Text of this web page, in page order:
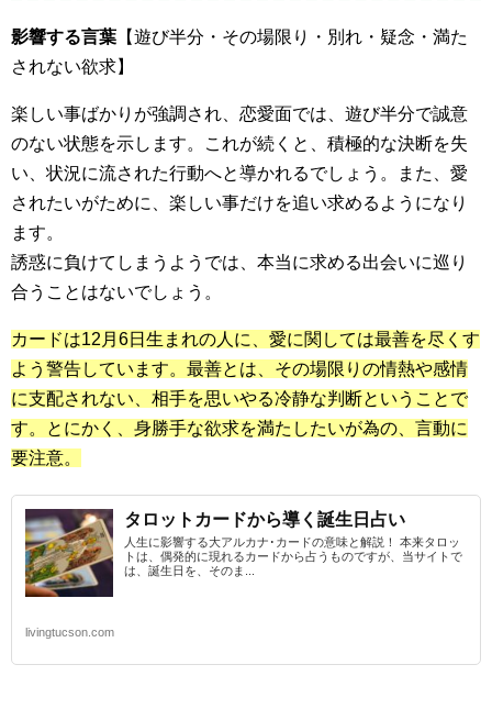
影響する言葉 【遊び半分・その場限り・別れ・疑念・満た
されない欲求】
楽しい事ばかりが強調され、恋愛面では、遊び半分で誠意
のない状態を示します。これが続くと、積極的な決断を失
い、状況に流された行動へと導かれるでしょう。また、愛
されたいがために、楽しい事だけを追い求めるようになり
ます。
誘惑に負けてしまうようでは、本当に求める出会いに巡り
合うことはないでしょう。
カードは12月6日生まれの人に、愛に関しては最善を尽くす
よう警告しています。最善とは、その場限りの情熱や感情
に支配されない、相手を思いやる冷静な判断ということで
す。とにかく、身勝手な欲求を満たしたいが為の、言動に
要注意。
タロットカードから導く誕生日占い
人生に影響する大アルカナ･カードの意味と解説！ 本来タロッ
トは、偶発的に現れるカードから占うものですが、当サイトで
は、誕生日を、そのま...
livingtucson.com